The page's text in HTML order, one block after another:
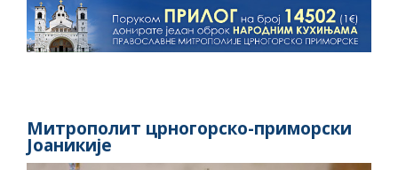
Митрополит црногорско-приморски
Јоаникије